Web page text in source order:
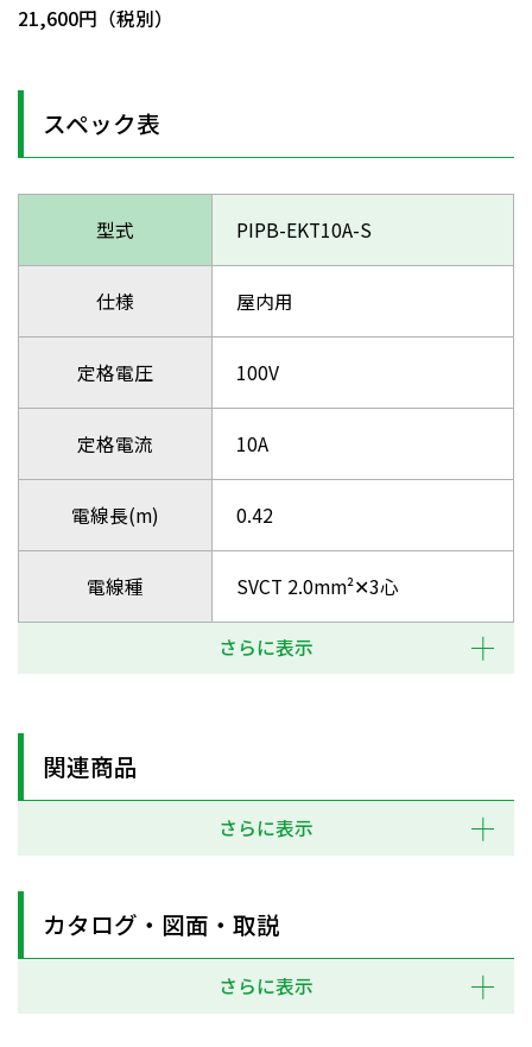
21,600円（税別）
スペック表
型式 PIPB-EKT10A-S
仕様 屋内用
定格電圧 100V
定格電流 10A
電線長(m) 0.42
電線種 SVCT 2.0mm²✕3心
さらに表示
関連商品
さらに表示
カタログ・図面・取説
さらに表示